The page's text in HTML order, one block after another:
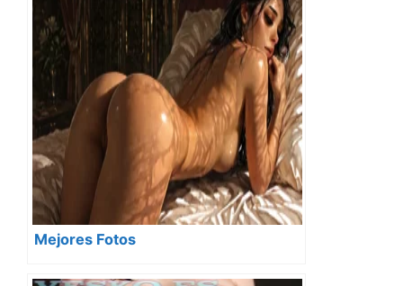
Mejores Fotos